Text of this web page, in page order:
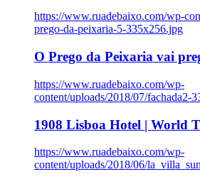
https://www.ruadebaixo.com/wp-
prego-da-peixaria-5-335x256.jpg
O Prego da Peixaria vai
https://www.ruadebaixo.com/wp-
content/uploads/2018/07/fachada2-
1908 Lisboa Hotel | World
https://www.ruadebaixo.com/wp-
content/uploads/2018/06/